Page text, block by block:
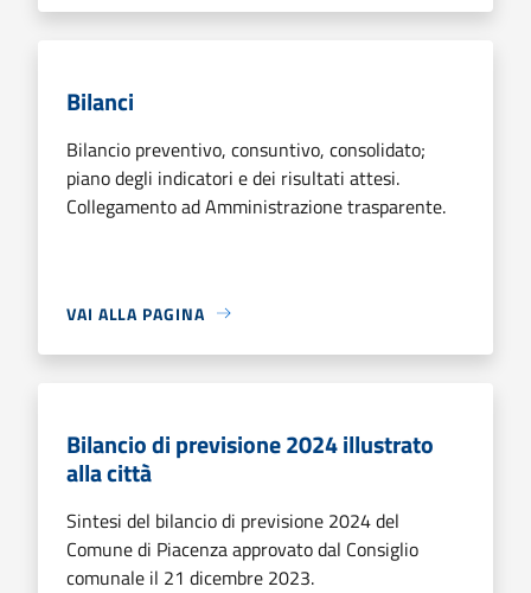
Bilanci
Bilancio preventivo, consuntivo, consolidato;
piano degli indicatori e dei risultati attesi.
Collegamento ad Amministrazione trasparente.
VAI ALLA PAGINA
Bilancio di previsione 2024 illustrato
alla città
Sintesi del bilancio di previsione 2024 del
Comune di Piacenza approvato dal Consiglio
comunale il 21 dicembre 2023.